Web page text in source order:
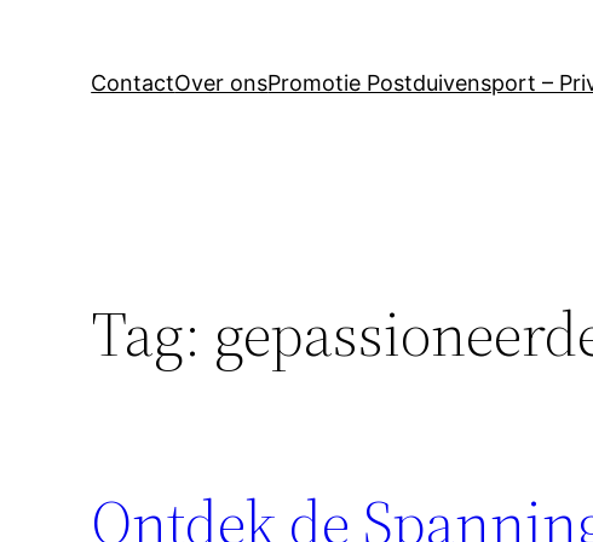
ContactOver onsPromotie Postduivensport –
Tag:
Ontdek de